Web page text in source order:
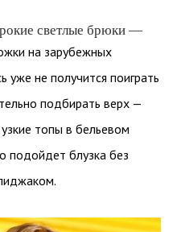
светлые брюки —
на зарубежных
уже не получится поиграть
подбирать верх —
топы в бельевом
подойдет блузка без